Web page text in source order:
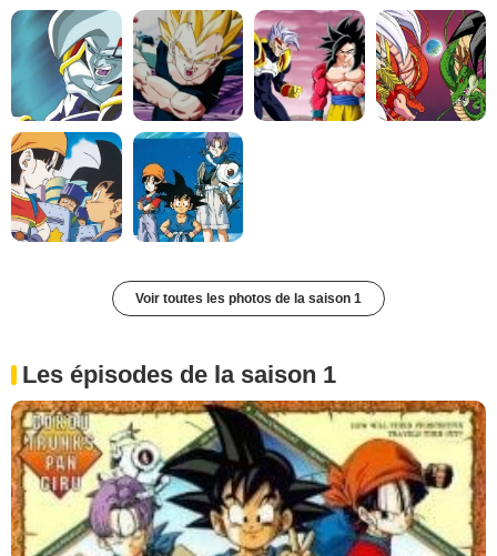
Voir toutes les photos de la saison 1
Les épisodes de la saison 1